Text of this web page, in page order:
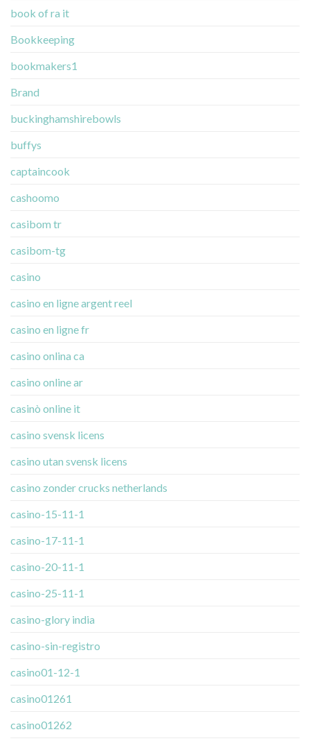
book of ra it
Bookkeeping
bookmakers1
Brand
buckinghamshirebowls
buffys
captaincook
cashoomo
casibom tr
casibom-tg
casino
casino en ligne argent reel
casino en ligne fr
casino onlina ca
casino online ar
casinò online it
casino svensk licens
casino utan svensk licens
casino zonder crucks netherlands
casino-15-11-1
casino-17-11-1
casino-20-11-1
casino-25-11-1
casino-glory india
casino-sin-registro
casino01-12-1
casino01261
casino01262